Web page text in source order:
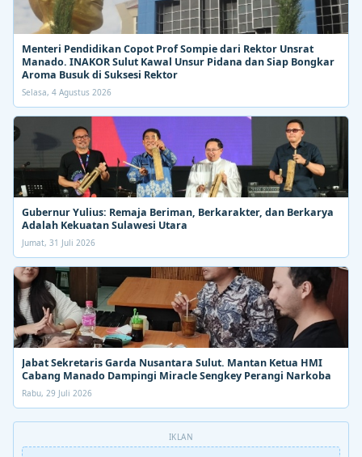
Menteri Pendidikan Copot Prof Sompie dari Rektor Unsrat
Manado. INAKOR Sulut Kawal Unsur Pidana dan Siap Bongkar
Aroma Busuk di Suksesi Rektor
Selasa, 4 Agustus 2026
Gubernur Yulius: Remaja Beriman, Berkarakter, dan Berkarya
Adalah Kekuatan Sulawesi Utara
Jumat, 31 Juli 2026
Jabat Sekretaris Garda Nusantara Sulut. Mantan Ketua HMI
Cabang Manado Dampingi Miracle Sengkey Perangi Narkoba
Rabu, 29 Juli 2026
IKLAN